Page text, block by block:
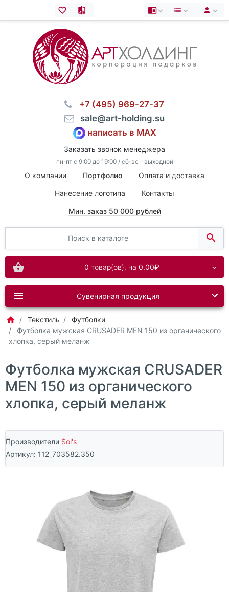
⠀+7 (495) 969-27-37
⠀sale@art-holding.su
написать в MAX
Заказать звонок менеджера
пн-пт с 9:00 до 19:00 / сб-вс - выходной
О компании Портфолио Оплата и доставка
Нанесение логотипа Контакты
Мин. заказ 50 000 рублей
0 товар(ов), на 0.00₽
Сувенирная продукция
Текстиль
Футболки
Футболка мужская CRUSADER MEN 150 из органического
хлопка, серый меланж
Футболка мужская CRUSADER
MEN 150 из органического
хлопка, серый меланж
Производители Sol's
Артикул: 112_703582.350